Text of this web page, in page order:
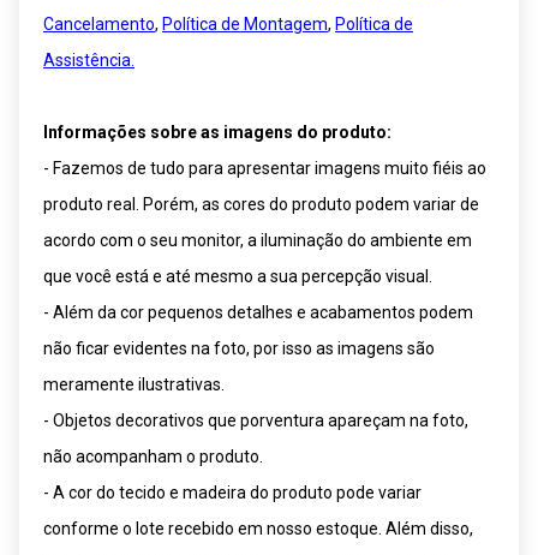
Cancelamento, Política de Montagem, Política de
Assistência.
Informações sobre as imagens do produto:
- Fazemos de tudo para apresentar imagens muito fiéis ao
produto real. Porém, as cores do produto podem variar de
acordo com o seu monitor, a iluminação do ambiente em
que você está e até mesmo a sua percepção visual.
- Além da cor pequenos detalhes e acabamentos podem
não ficar evidentes na foto, por isso as imagens são
meramente ilustrativas.
- Objetos decorativos que porventura apareçam na foto,
não acompanham o produto.
- A cor do tecido e madeira do produto pode variar
conforme o lote recebido em nosso estoque. Além disso,